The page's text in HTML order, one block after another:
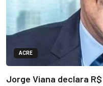
ACRE
Jorge Viana declara